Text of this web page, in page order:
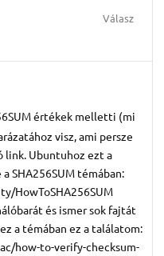
Válasz
értékek melletti (mi
visz, ami persze
link. Ubuntuhoz ezt a
SHA256SUM témában:
HowToSHA256SUM
és ismer sok fajtát
a témában ez a találatom:
how-to-verify-checksum-